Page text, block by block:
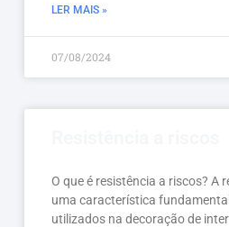
LER MAIS »
07/08/2024
O que é resistência a riscos? A
uma característica
utilizados na decoração de